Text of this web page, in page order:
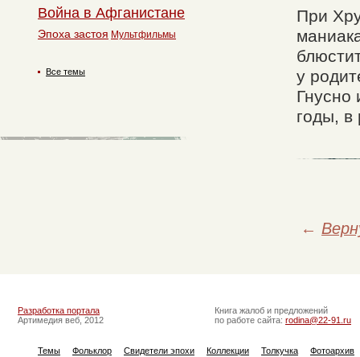
При
у
Гнусно
годы, в
←
Война в Афганистане
Эпоха застоя Мультфильмы
Все темы
Разработка портала
Артимедия веб, 2012
Книга жалоб и предложений
по работе сайта: rodina@22-91.ru
Темы Фольклор Свидетели эпохи Коллекции Толкучка Фотоархив